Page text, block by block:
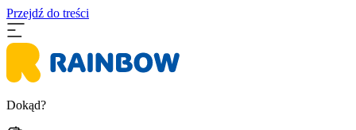
Przejdź do treści
Dokąd?